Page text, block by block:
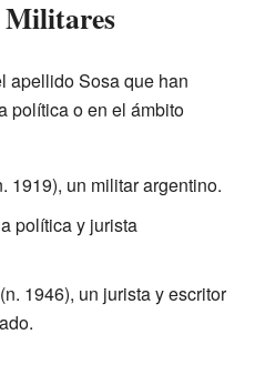
Militares
apellido Sosa que han
política o en el ámbito
1919), un militar argentino.
política y jurista
(n. 1946), un jurista y escritor